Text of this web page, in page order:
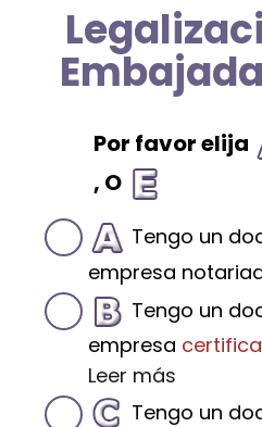
Por favor elija
, O
Tengo un
empresa
Tengo un
empresa
Leer más
Tengo un